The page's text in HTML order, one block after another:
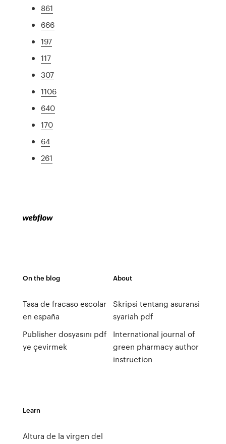
861
666
197
117
307
1106
640
170
64
261
On the blog
Tasa de fracaso escolar
en españa
Publisher dosyasını pdf
ye çevirmek
About
Skripsi tentang asuransi
syariah pdf
International journal of
green pharmacy author
instruction
Learn
Altura de la virgen del